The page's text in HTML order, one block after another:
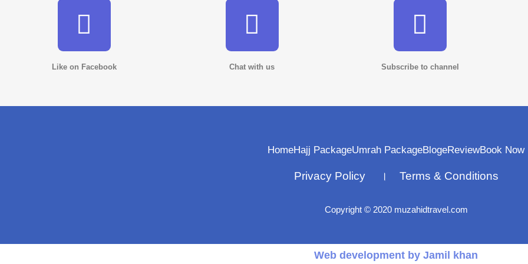
Like on Facebook Chat with us Subscribe to channel
HomeHajj PackageUmrah PackageBlogeReviewBook Now
Privacy Policy । Terms & Conditions
Copyright © 2020 muzahidtravel.com
Web development by Jamil khan